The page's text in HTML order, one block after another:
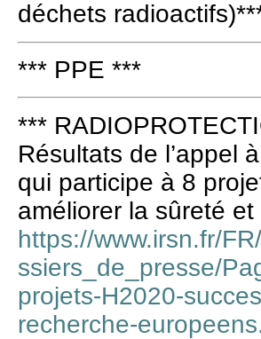
déchets
*** PPE ***
***
Résultats de l’appel
qui participe à 8
améliorer la sûreté
https://www.irsn.fr/
ssiers_de_presse/
projets-H2020-
recherche-